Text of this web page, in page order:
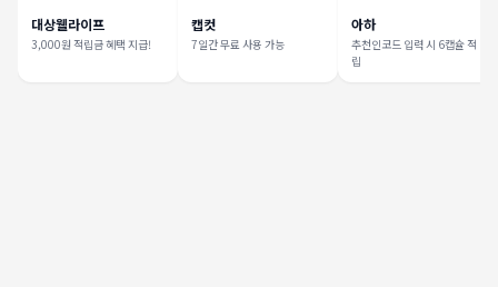
대상웰라이프
3,000원 적립금 혜택 지급!
캡컷
7일간 무료 사용 가능
아하
추천인코드 입력 시 6캡슐 적
립